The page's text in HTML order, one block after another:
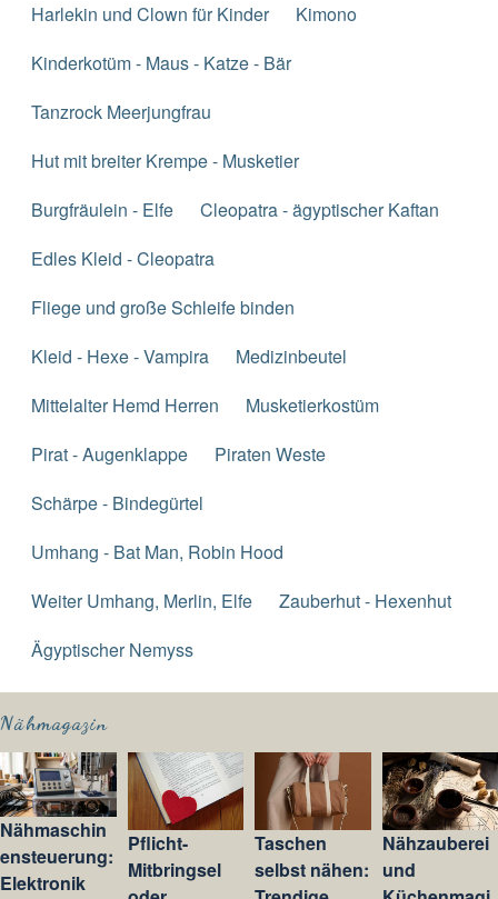
Harlekin und Clown für Kinder
Kimono
Kinderkotüm - Maus - Katze - Bär
Tanzrock Meerjungfrau
Hut mit breiter Krempe - Musketier
Burgfräulein - Elfe
Cleopatra - ägyptischer Kaftan
Edles Kleid - Cleopatra
Fliege und große Schleife binden
Kleid - Hexe - Vampira
Medizinbeutel
Mittelalter Hemd Herren
Musketierkostüm
Pirat - Augenklappe
Piraten Weste
Schärpe - Bindegürtel
Umhang - Bat Man, Robin Hood
Weiter Umhang, Merlin, Elfe
Zauberhut - Hexenhut
Ägyptischer Nemyss
Nähmagazin
Nähmaschin
ensteuerung:
Elektronik
Pflicht-
Mitbringsel
Taschen
selbst nähen:
Nähzauberei
und